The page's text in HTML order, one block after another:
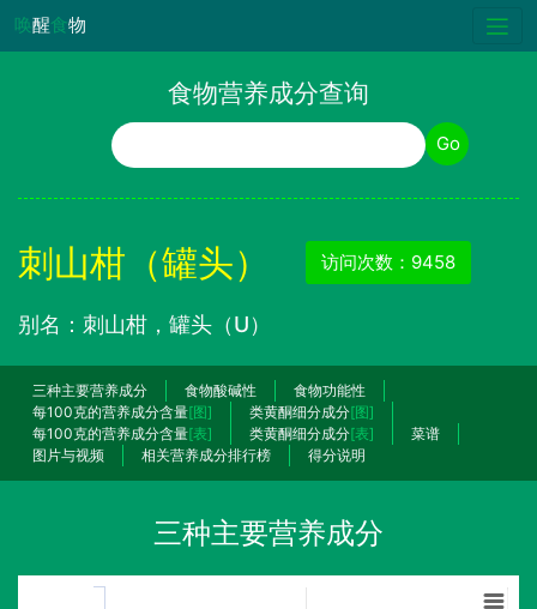
唤醒食物
食物营养成分查询
食物名称 Go
刺山柑（罐头） 访问次数：9458
别名：刺山柑，罐头（U）
三种主要营养成分 食物酸碱性
食物功能性
每100克的营养成分含量[图] 类黄酮细分成分[图]
每100克的营养成分含量[表] 类黄酮细分成分[表]
菜谱
图片与视频
相关营养成分排行榜 得分说明
三种主要营养成分